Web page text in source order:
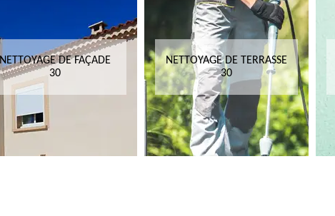
NETTOYAGE DE FAÇADE
30
NETTOYAGE DE TERRASSE
30